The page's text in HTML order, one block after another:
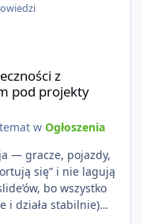
Theft Auto VI
VI.
z
pod projekty
w Ogłoszenia
— gracze, pojazdy,
się” i nie lagują
bo wszystko
i działa stabilnie)